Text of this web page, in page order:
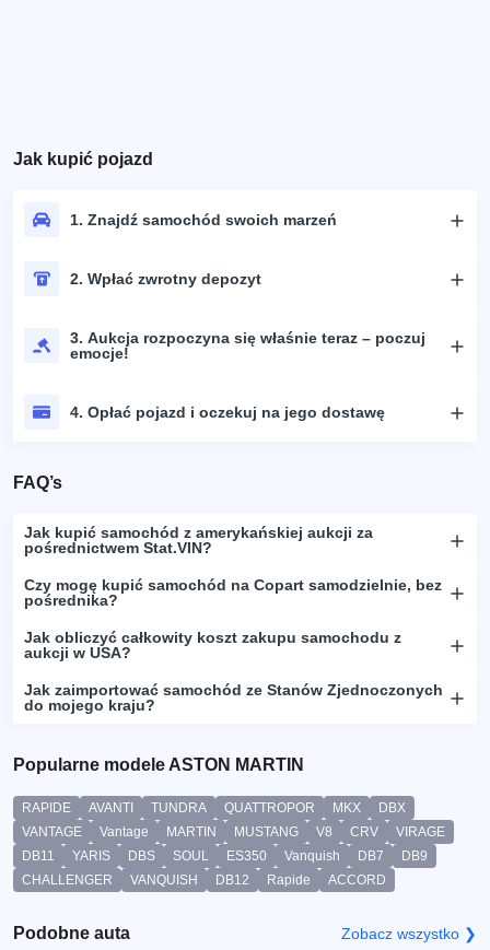
Jak kupić pojazd
1. Znajdź samochód swoich marzeń
2. Wpłać zwrotny depozyt
3. Aukcja rozpoczyna się właśnie teraz – poczuj
emocje!
4. Opłać pojazd i oczekuj na jego dostawę
FAQ’s
Jak kupić samochód z amerykańskiej aukcji za
pośrednictwem Stat.VIN?
Czy mogę kupić samochód na Copart samodzielnie, bez
pośrednika?
Jak obliczyć całkowity koszt zakupu samochodu z
aukcji w USA?
Jak zaimportować samochód ze Stanów Zjednoczonych
do mojego kraju?
Popularne modele ASTON MARTIN
RAPIDE AVANTI TUNDRA QUATTROPOR MKX
DBX
VANTAGE
Vantage MARTIN MUSTANG V8 CRV
VIRAGE
DB11
YARIS DBS SOUL ES350 Vanquish DB7
DB9
CHALLENGER
VANQUISH DB12 Rapide ACCORD
Podobne auta Zobacz wszystko ❯